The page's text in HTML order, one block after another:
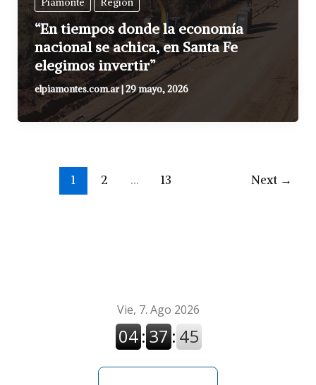
“En tiempos donde la economía
nacional se achica, en Santa Fe
elegimos invertir”
elpiamontes.com.ar|29 mayo, 2026
1 2 … 13 Next →